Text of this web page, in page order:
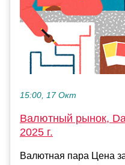
15:00, 17 Окт
Валютный рынок,
2025 г.
Валютная пара Цена